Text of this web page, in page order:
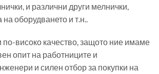
и различни други мелнички,
оборудването и т.н..
по-високо качество, защото ние имаме
опит на работниците и
и силен отбор за покупки на